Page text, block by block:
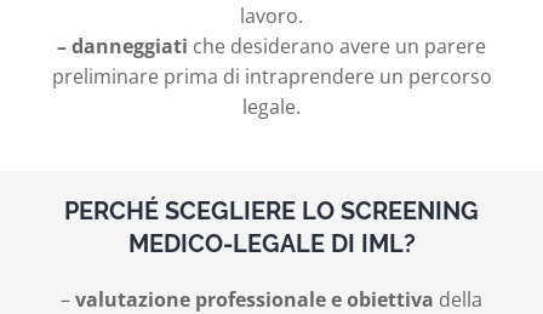
lavoro.
– danneggiati che desiderano avere un parere
preliminare prima di intraprendere un percorso
legale.
PERCHÉ SCEGLIERE LO SCREENING
MEDICO-LEGALE DI IML?
–valutazione professionale e obiettiva della